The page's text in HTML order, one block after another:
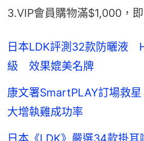
3.VIP會員購物滿$1,000，
日本LDK評測32款防曬液
級 效果媲美名牌
康文署SmartPLAY訂場救
大增執雞成功率
日本《LDK》嚴選34款掛